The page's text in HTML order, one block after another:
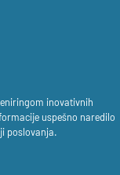
inovativnih
uspešno naredilo
poslovanja.